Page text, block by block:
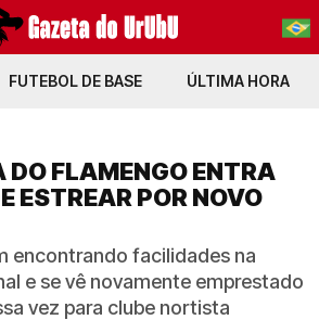
PT-BR
FUTEBOL DE BASE ÚLTIMA HORA
DO FLAMENGO ENTRA
ESTREAR POR NOVO
encontrando facilidades na
e se vê novamente emprestado
vez para clube nortista